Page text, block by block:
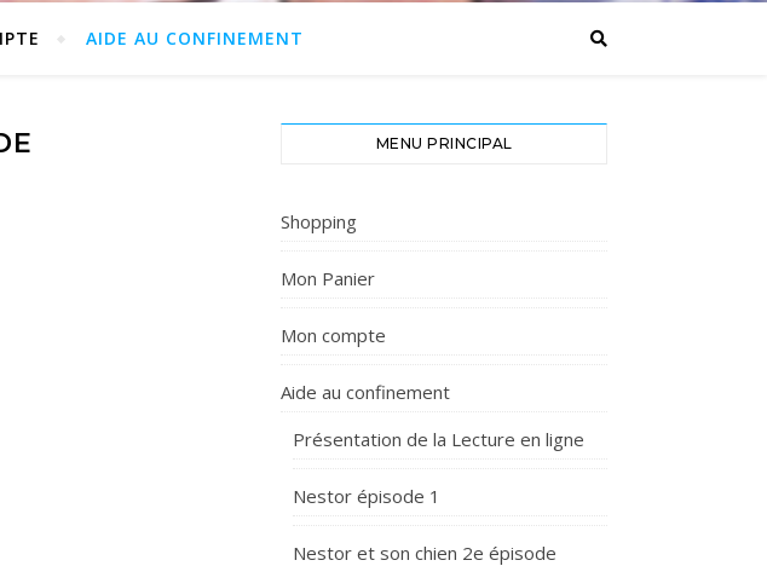
AIDE AU CONFINEMENT
MENU PRINCIPAL
Shopping
Mon Panier
Mon compte
Aide au confinement
Présentation de la Lecture en ligne
Nestor épisode 1
Nestor et son chien 2e épisode